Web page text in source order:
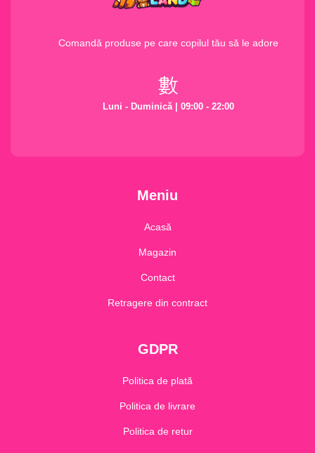
Comandă produse pe care copilul tău să le adore
Luni - Duminică | 09:00 - 22:00
Meniu
Acasă
Magazin
Contact
Retragere din contract
GDPR
Politica de plată
Politica de livrare
Politica de retur